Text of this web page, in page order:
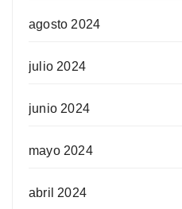
agosto 2024
julio 2024
junio 2024
mayo 2024
abril 2024